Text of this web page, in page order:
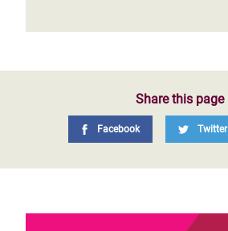
Share this page
Facebook Twitter